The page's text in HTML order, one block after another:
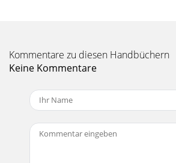
Kommentare zu diesen Handbüchern
Keine Kommentare